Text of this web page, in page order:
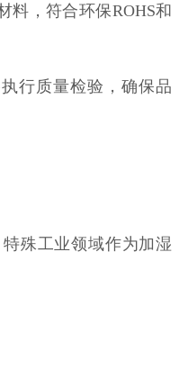
料，符合环保ROHS和
行质量检验，确保品
殊工业领域作为加湿